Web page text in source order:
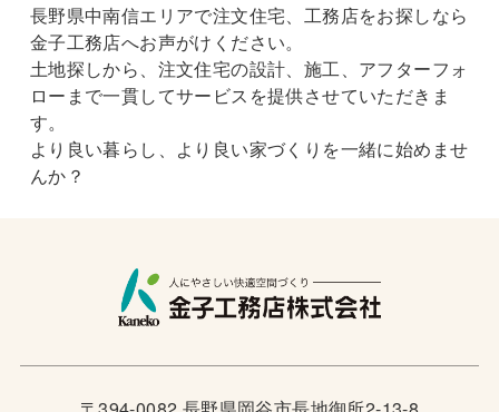
長野県中南信エリアで注文住宅、工務店をお探しなら
金子工務店へお声がけください。
土地探しから、注文住宅の設計、施工、アフターフォ
ローまで一貫してサービスを提供させていただきま
す。
より良い暮らし、より良い家づくりを一緒に始めませ
んか？